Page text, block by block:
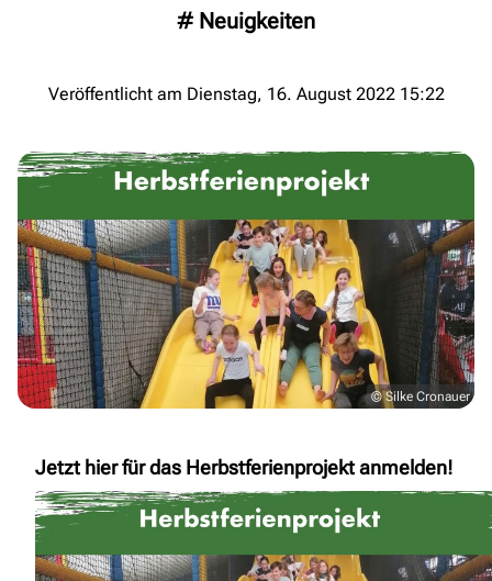
# Neuigkeiten
Veröffentlicht am Dienstag, 16. August 2022 15:22
© Silke Cronauer
Jetzt hier für das Herbstferienprojekt anmelden!